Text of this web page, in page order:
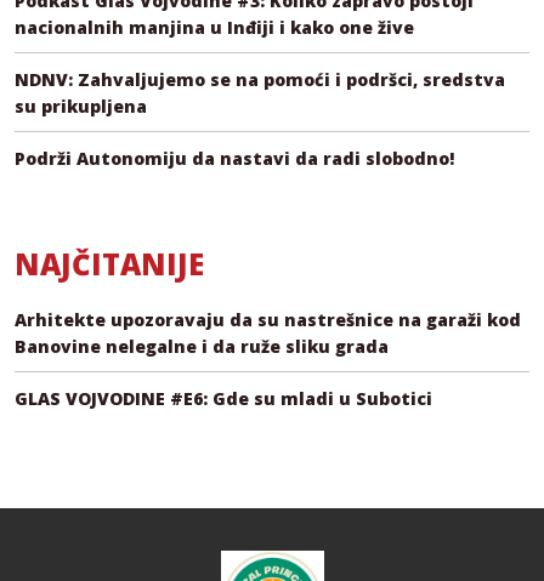
nacionalnih manjina u Inđiji i kako one žive
NDNV: Zahvaljujemo se na pomoći i podršci, sredstva
su prikupljena
Podrži Autonomiju da nastavi da radi slobodno!
NAJČITANIJE
Arhitekte upozoravaju da su nastrešnice na garaži kod
Banovine nelegalne i da ruže sliku grada
GLAS VOJVODINE #E6: Gde su mladi u Subotici